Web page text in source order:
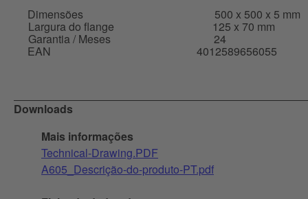
Dimensões
500 x 500 x 5 mm
Largura do flange 125 x 70 mm
Garantia / Meses 24
EAN 4012589656055
Downloads
Mais informações
Technical-Drawing.PDF
A605_Descrição-do-produto-PT.pdf